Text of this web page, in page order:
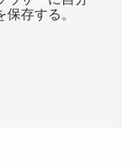
存する。